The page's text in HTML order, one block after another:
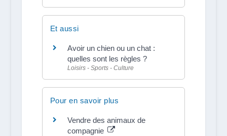
Et aussi
Avoir un chien ou un chat :
quelles sont les règles ?
Loisirs - Sports - Culture
Pour en savoir plus
Vendre des animaux de
compagnie